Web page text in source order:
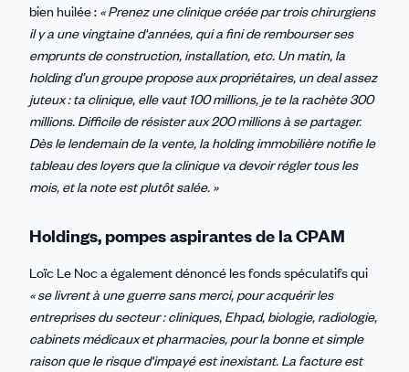
bien huilée : « Prenez une clinique créée par trois chirurgiens
il y a une vingtaine d'années, qui a fini de rembourser ses
emprunts de construction, installation, etc. Un matin, la
holding d’un groupe propose aux propriétaires, un deal assez
juteux : ta clinique, elle vaut 100 millions, je te la rachète 300
millions. Difficile de résister aux 200 millions à se partager.
Dès le lendemain de la vente, la holding immobilière notifie le
tableau des loyers que la clinique va devoir régler tous les
mois, et la note est plutôt salée. »
Holdings, pompes aspirantes de la CPAM
Loïc Le Noc a également dénoncé les fonds spéculatifs qui
« se livrent à une guerre sans merci, pour acquérir les
entreprises du secteur : cliniques, Ehpad, biologie, radiologie,
cabinets médicaux et pharmacies, pour la bonne et simple
raison que le risque d'impayé est inexistant. La facture est